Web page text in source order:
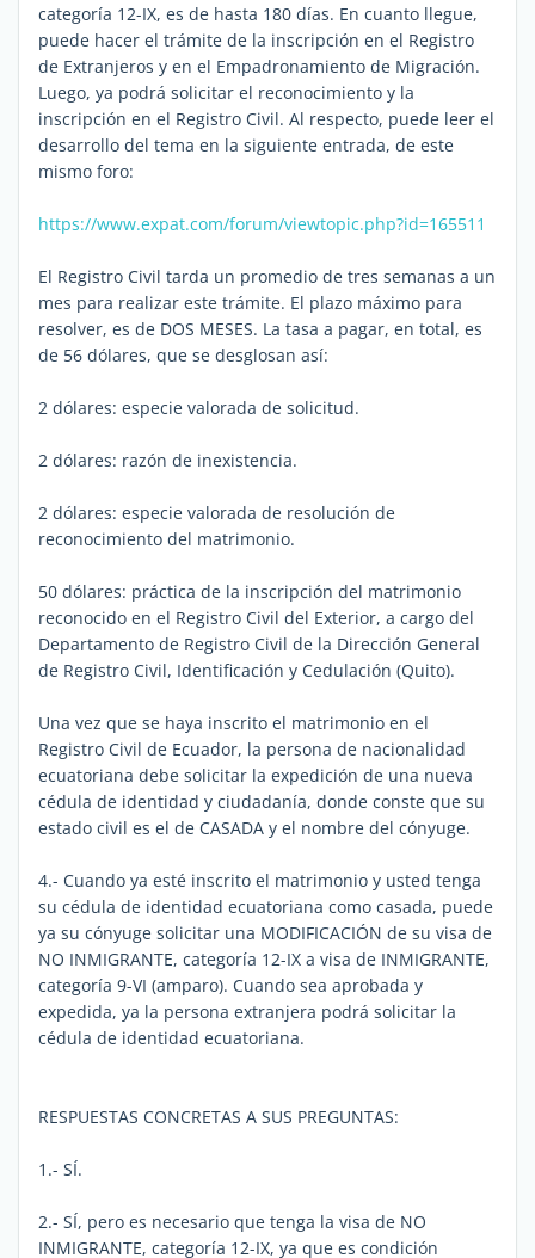
categoría 12-IX, es de hasta 180 días. En cuanto llegue,
puede hacer el trámite de la inscripción en el Registro
de Extranjeros y en el Empadronamiento de Migración.
Luego, ya podrá solicitar el reconocimiento y la
inscripción en el Registro Civil. Al respecto, puede leer el
desarrollo del tema en la siguiente entrada, de este
mismo foro:
https://www.expat.com/forum/viewtopic.php?id=165511
El Registro Civil tarda un promedio de tres semanas a un
mes para realizar este trámite. El plazo máximo para
resolver, es de DOS MESES. La tasa a pagar, en total, es
de 56 dólares, que se desglosan así:
2 dólares: especie valorada de solicitud.
2 dólares: razón de inexistencia.
2 dólares: especie valorada de resolución de
reconocimiento del matrimonio.
50 dólares: práctica de la inscripción del matrimonio
reconocido en el Registro Civil del Exterior, a cargo del
Departamento de Registro Civil de la Dirección General
de Registro Civil, Identificación y Cedulación (Quito).
Una vez que se haya inscrito el matrimonio en el
Registro Civil de Ecuador, la persona de nacionalidad
ecuatoriana debe solicitar la expedición de una nueva
cédula de identidad y ciudadanía, donde conste que su
estado civil es el de CASADA y el nombre del cónyuge.
4.- Cuando ya esté inscrito el matrimonio y usted tenga
su cédula de identidad ecuatoriana como casada, puede
ya su cónyuge solicitar una MODIFICACIÓN de su visa de
NO INMIGRANTE, categoría 12-IX a visa de INMIGRANTE,
categoría 9-VI (amparo). Cuando sea aprobada y
expedida, ya la persona extranjera podrá solicitar la
cédula de identidad ecuatoriana.
RESPUESTAS CONCRETAS A SUS PREGUNTAS:
1.- SÍ.
2.- SÍ, pero es necesario que tenga la visa de NO
INMIGRANTE, categoría 12-IX, ya que es condición